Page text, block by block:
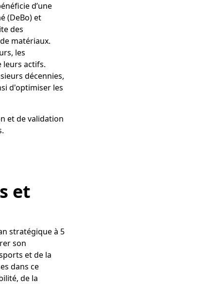
d’une
(DeBo) et
des
matériaux.
les
actifs.
décennies,
d'optimiser les
et de validation
et
stratégique à 5
son
et de la
dans ce
de la